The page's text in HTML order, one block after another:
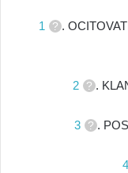
1
.
2 .
3 .
4